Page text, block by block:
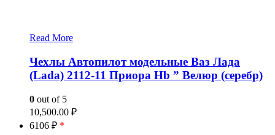
Read More
Чехлы Автопилот модельные Ваз Лада
(Lada) 2112-11 Приора Hb ” Велюр (серебр)
0 out of 5
10,500.00 ₽
6106 ₽ *